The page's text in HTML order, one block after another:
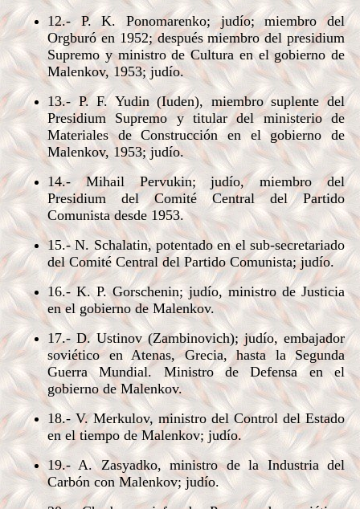
12.- P. K. Ponomarenko; judío; miembro del
Orgburó en 1952; después miembro del presidium
Supremo y ministro de Cultura en el gobierno de
Malenkov, 1953; judío.
13.- P. F. Yudin (Iuden), miembro suplente del
Presidium Supremo y titular del ministerio de
Materiales de Construcción en el gobierno de
Malenkov, 1953; judío.
14.- Mihail Pervukin; judío, miembro del
Presidium del Comité Central del Partido
Comunista desde 1953.
15.- N. Schalatin, potentado en el sub-secretariado
del Comité Central del Partido Comunista; judío.
16.- K. P. Gorschenin; judío, ministro de Justicia
en el gobierno de Malenkov.
17.- D. Ustinov (Zambinovich); judío, embajador
soviético en Atenas, Grecia, hasta la Segunda
Guerra Mundial. Ministro de Defensa en el
gobierno de Malenkov.
18.- V. Merkulov, ministro del Control del Estado
en el tiempo de Malenkov; judío.
19.- A. Zasyadko, ministro de la Industria del
Carbón con Malenkov; judío.